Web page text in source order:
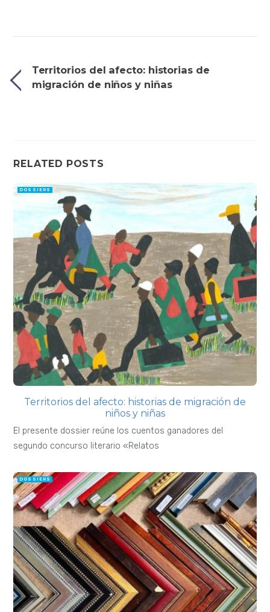
Territorios del afecto: historias de
migración de niños y niñas
RELATED POSTS
DOSSIERS
Territorios del afecto: historias de migración de
niños y niñas
El presente dossier reúne los cuentos ganadores del
segundo concurso literario «Relatos
DOSSIERS